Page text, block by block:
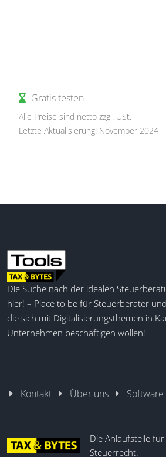
Gratis testen
Alle Preise sind netto zzgl. USt.
Letzte Aktualisierung: November 2024
Die Suche nach der idealen
hier! – Place to be für Steuerberater
die sich mit Digitalisierungsthemen in
Unternehmen beschäftigen wollen!
Kontakt Über uns
Die Anlaufstelle
Steuerrecht.